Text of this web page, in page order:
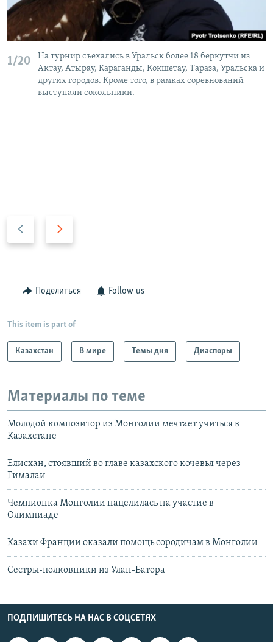
1/20
На турнир съехались в Уральск более 18 беркутчи из
Актау, Атырау, Караганды, Кокшетау, Тараза, Уральска и
других городов. Кроме того, в рамках соревнований
выступали сокольники.
s
s
l
d
l
d
e
Поделиться Follow us
This item is part of
Казахстан В мире Темы дня Диаспоры
Материалы по теме
Молодой композитор из Монголии мечтает учиться в
Казахстане
Елисхан, стоявший во главе казахского кочевья через
Гималаи
Чемпионка Монголии нацелилась на участие в
Олимпиаде
Казахи Франции оказали помощь сородичам в Монголии
Сестры-полковники из Улан-Батора
ПОДПИШИТЕСЬ НА НАС В СОЦСЕТЯХ